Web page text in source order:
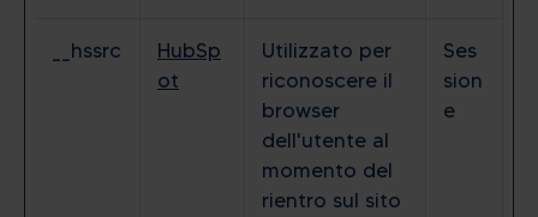
__hssrc
HubSp
ot
Utilizzato per
riconoscere il
browser
dell'utente al
momento del
rientro sul sito
Ses
sion
e